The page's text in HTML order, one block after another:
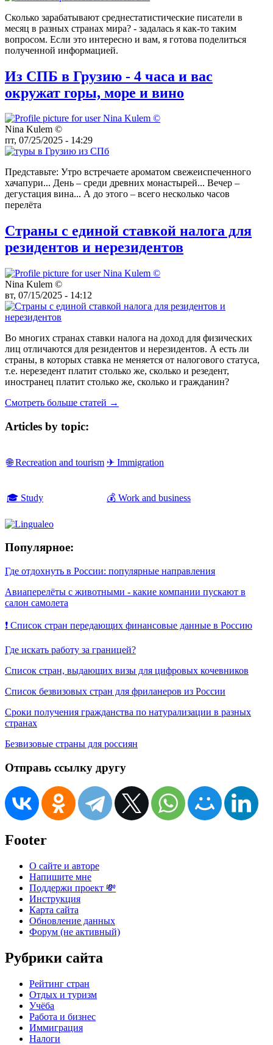
Сколько зарабатывают среднестатистические писатели в
месяц в разных странах мира? - задалась я как-то таким
вопросом. Если это интересно и вам, я готова поделиться
полученной информацией.
Из СПБ в Грузию - 4 часа и вас
окружат горы, море и вино
Nina Kulem ©️
пт, 07/25/2025 - 14:29
Представьте: Утро встречаете ароматом свежеиспеченного
хачапури... День – среди древних монастырей... Вечер –
дегустация вина... А до этого – всего несколько часов
перелёта
Страны с единой ставкой налога для
резидентов и нерезидентов
Nina Kulem ©️
вт, 07/15/2025 - 14:12
Во многих странах ставки налога на доход для физических
лиц отличаются для резидентов и нерезидентов. А есть ли
страны, в которых ставка не меняется от налогового статуса,
т.е. нерезедент платит столько же, сколько и резедент,
иностранец платит столько же, сколько и гражданин?
Смотреть больше статей →
Articles by topic:
🌐 Recreation and tourism ✈ Immigration
🎓 Study 💰 Work and business
Популярное:
Где отдохнуть в России: популярные направления
Авиаперелёты с животными - какие компании пускают в
салон самолета
❗ Список стран передающих финансовые данные в Россию
Где искать работу за границей?
Список стран, выдающих визы для цифровых кочевников
Список безвизовых стран для фриланеров из России
Сроки получения гражданства по натурализации в разных
странах
Безвизовые страны для россиян
Отправь ссылку другу
Footer
О сайте и авторе
Напишите мне
Поддержи проект 💸
Инструкция
Карта сайта
Обновление данных
Форум (не активный)
Рубрики сайта
Рейтинг стран
Отдых и туризм
Учёба
Работа и бизнес
Иммиграция
Налоги